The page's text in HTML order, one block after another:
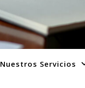
Nuestros Servicios